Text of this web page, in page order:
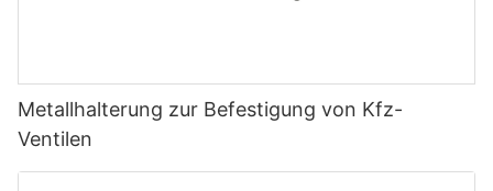
Metallhalterung zur Befestigung von Kfz-
Ventilen